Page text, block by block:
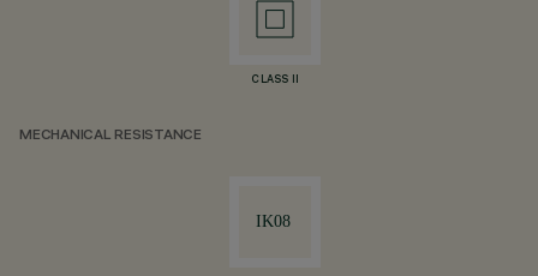
CLASS II
MECHANICAL RESISTANCE